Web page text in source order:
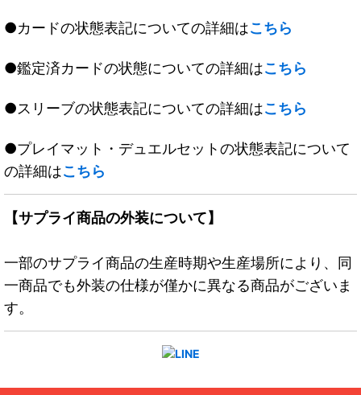
●カードの状態表記についての詳細はこちら
●鑑定済カードの状態についての詳細はこちら
●スリーブの状態表記についての詳細はこちら
●プレイマット・デュエルセットの状態表記について
の詳細はこちら
【サプライ商品の外装について】
一部のサプライ商品の生産時期や生産場所により、同
一商品でも外装の仕様が僅かに異なる商品がございま
す。